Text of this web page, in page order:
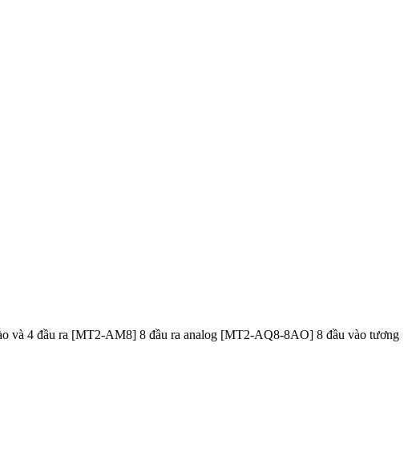
và 4 đầu ra [MT2-AM8] 8 đầu ra analog [MT2-AQ8-8AO] 8 đầu vào tương